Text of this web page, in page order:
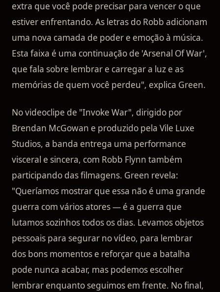
extra que você pode precisar para vencer o que
estiver enfrentando. As letras do Robb adicionam
uma nova camada de poder e emoção à música.
Esta faixa é uma continuação de 'Arsenal Of War',
que fala sobre lembrar e carregar a luz e as
memórias de quem você perdeu", explica Green.
No videoclipe de "Invoke War", dirigido por
Brendan McGowan e produzido pela Vile Luxe
Studios, a banda entrega uma performance
visceral e sincera, com Robb Flynn também
participando das filmagens. Green revela:
"Queríamos mostrar que essa não é uma grande
guerra com vários atores — é a guerra que
lutamos sozinhos todos os dias. Levamos objetos
pessoais para segurar no vídeo, para lembrar
dos bons momentos e reforçar que a batalha
pode nunca acabar, mas podemos escolher
lembrar enquanto seguimos em frente. No final,